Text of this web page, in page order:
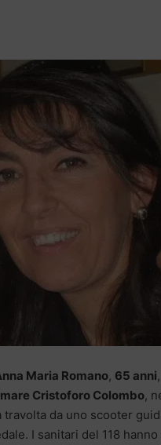
Maria Romano, 65 anni
Cristoforo Colombo,
travolta da uno scooter
I sanitari del 118